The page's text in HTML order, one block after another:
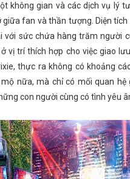
không gian và các dịch vụ lý
giữa fan và thần tượng. Diện tích
với sức chứa hàng trăm người
vị trí thích hợp cho việc giao
thực ra không có khoảng
nữa, mà chỉ có mối quan hệ
con người cùng có tình yêu